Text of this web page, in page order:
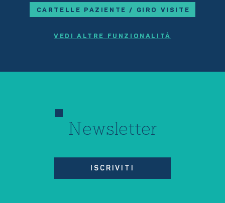
CARTELLE PAZIENTE / GIRO VISITE
VEDI ALTRE FUNZIONALITÀ
Newsletter
ISCRIVITI